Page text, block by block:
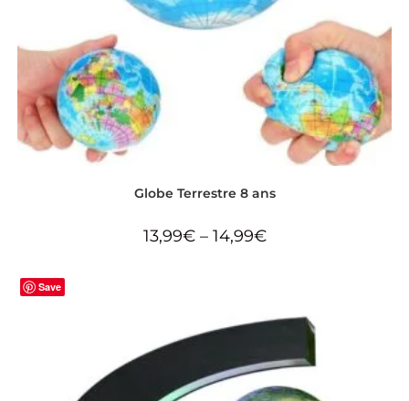
Globe Terrestre 8 ans
13,99€– 14,99€
Save